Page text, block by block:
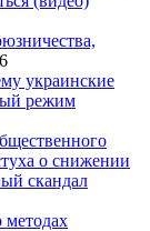
украинские
режим
о снижении
скандал
методах